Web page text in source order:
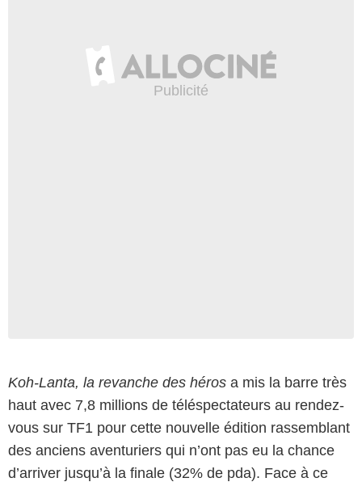
Koh-Lanta, la revanche des héros a mis la barre très
haut avec 7,8 millions de téléspectateurs au rendez-
vous sur TF1 pour cette nouvelle édition rassemblant
des anciens aventuriers qui n’ont pas eu la chance
d’arriver jusqu’à la finale (32% de pda). Face à ce